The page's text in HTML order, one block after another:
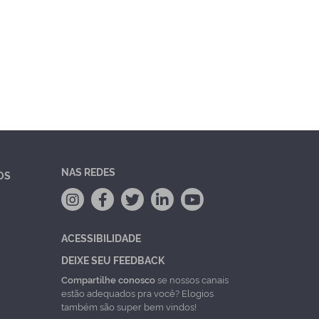
NAS REDES
ACESSIBILIDADE
DEIXE SEU FEEDBACK
Compartilhe conoscose nossos canais
estão adequados pra você? Elogios
também são super bem vindos!